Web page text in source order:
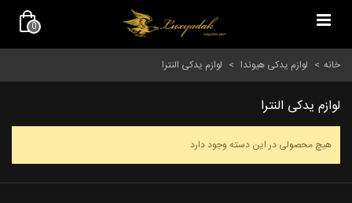
0
خانه > لوازم یدکی هیوندا > لوازم یدکی النترا
لوازم یدکی النترا
هیچ محصولی در این دسته وجود دارد